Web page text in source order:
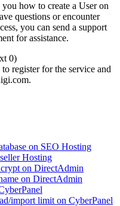
you how to create a User on
questions or encounter
you can send a support
for assistance.
0)
register for the service and
on SEO Hosting
Hosting
on DirectAdmin
on DirectAdmin
import limit on CyberPanel